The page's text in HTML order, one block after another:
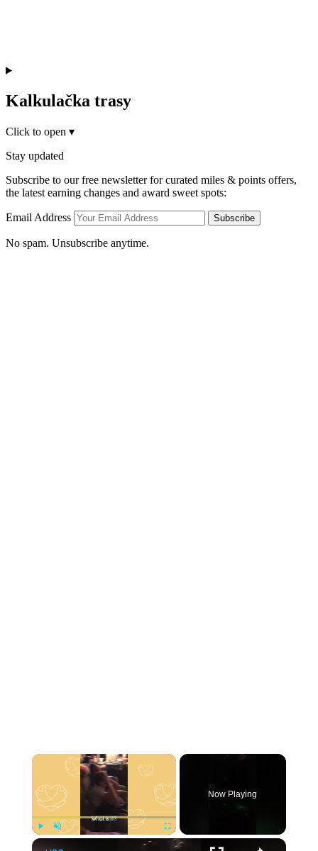
Kalkulačka trasy
Click to open ▾
Stay updated
Subscribe to our free newsletter for curated miles & points offers,
the latest earning changes and award sweet spots:
Email Address Subscribe
No spam. Unsubscribe anytime.
Fullscreen
Now Playing